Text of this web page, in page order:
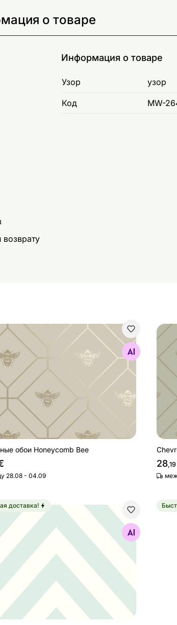
о товаре
Информация о товаре
Узор узор
Код MW-
обои Honeycomb Bee
Найдите похожие
обои Honeycomb Bee
28.08 - 04.09
28,19
обои Chevron
Найдите похожие
доставка!